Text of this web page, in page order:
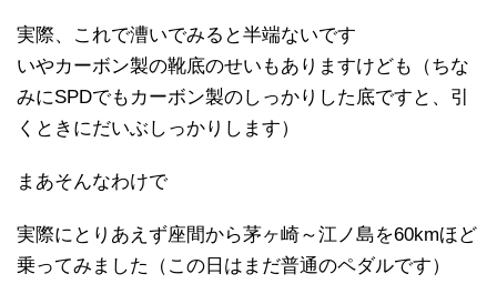
実際、これで漕いでみると半端ないです
いやカーボン製の靴底のせいもありますけども（ちな
みにSPDでもカーボン製のしっかりした底ですと、引
くときにだいぶしっかりします）
まあそんなわけで
実際にとりあえず座間から茅ヶ崎～江ノ島を60kmほど
乗ってみました（この日はまだ普通のペダルです）